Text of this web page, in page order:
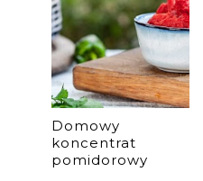
Domowy
koncentrat
pomidorowy